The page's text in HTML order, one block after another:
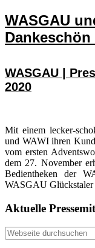
WASGAU
WASGAU |
2020
Mit einem lecker-
und WAWI ihren
vom ersten
dem 27. November
Bedientheken der
WASGAU
Seitenspalte
Aktuelle
Webseite
durchsuchen